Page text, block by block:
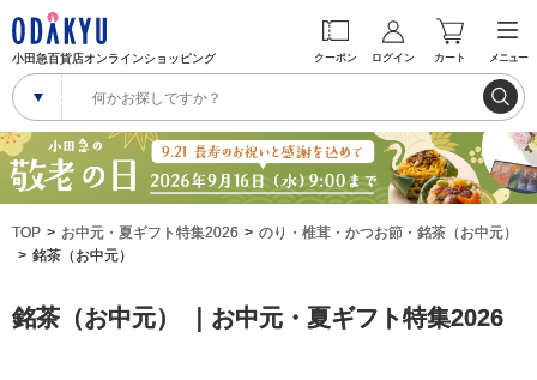
小田急百貨店オンラインショッピング クーポン ログイン カート メニュー
TOP お中元・夏ギフト特集2026
のり・椎茸・かつお節・銘茶（お中元）
銘茶（お中元）
銘茶（お中元） ｜お中元・夏ギフト特集2026